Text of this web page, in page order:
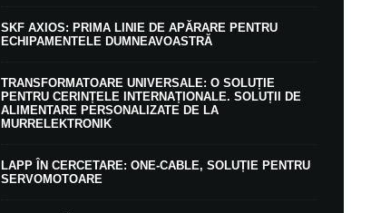
SKF AXIOS: PRIMA LINIE DE APĂRARE PENTRU
ECHIPAMENTELE DUMNEAVOASTRĂ
TRANSFORMATOARE UNIVERSALE: O SOLUȚIE
PENTRU CERINȚELE INTERNAȚIONALE. SOLUȚII DE
ALIMENTARE PERSONALIZATE DE LA
MURRELEKTRONIK
LAPP ÎN CERCETARE: ONE-CABLE, SOLUȚIE PENTRU
SERVOMOTOARE